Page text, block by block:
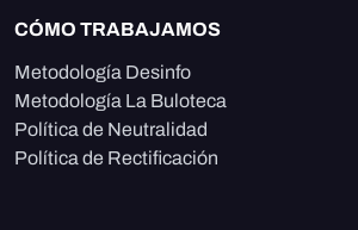
CÓMO TRABAJAMOS
Metodología Desinfo
Metodología La Buloteca
Política de Neutralidad
Política de Rectificación